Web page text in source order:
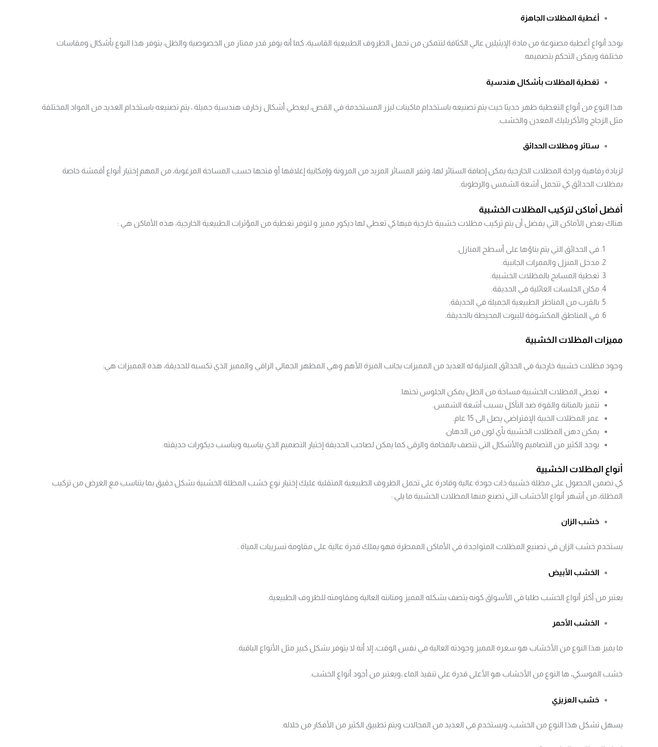
أغطية المظلات الجاهزة
يوجد أنواع أغطية مصنوعة من مادة الإيثيلين عالي الكثافة لتتمكن من تحمل الظروف الطبيعية القاسية، كما أنه يوفر قدر ممتاز من الخصوصية والظل، يتوفر هذا النوع بأشكال ومقاسات
مختلفة ويمكن التحكم بتصميمه.
تغطية المظلات بأشكال هندسية
هذا النوع من أنواع التغطية ظهر حديثا حيث يتم تصنيعه باستخدام ماكينات ليزر المستخدمة في القص، ليعطي أشكال زخارف هندسية جميلة ، يتم تصنيعه باستخدام العديد من المواد المختلفة
مثل الزجاج والأكريليك المعدن والخشب.
ستائر ومظلات الحدائق
لزيادة رفاهية وراحة المظلات الخارجية يمكن إضافة الستائر لها، وتفر المسائر المزيد من المرونة وإمكانية إغلاقها أو فتحها حسب المساحة المرغوبة، من المهم إختيار أنواع أقمشة خاصة
بمظلات الحدائق كي تتحمل أشعة الشمس والرطوبة.
أفضل أماكن لتركيب المظلات الخشبية
هناك بعض الأماكن التي يفضل أن يتم تركيب مظلات خشبية خارجية فيها كي تعطي لها ديكور مميز و لتوفر تغطية من المؤثرات الطبيعية الخارجية، هذه الأماكن هي :
في الحدائق التي يتم بناؤها على أسطح المنازل.
مدخل المنزل والممرات الجانبية.
تغطية المسابح بالمظلات الخشبية.
مكان الجلسات العائلية في الحديقة.
بالقرب من المناظر الطبيعية الجميلة في الحديقة.
في المناطق المكشوفة للبيوت المحيطة بالحديقة.
مميزات المظلات الخشبية
وجود مظلات خشبية خارجية في الحدائق المنزلية له العديد من المميزات بجانب الميزة الأهم وهي المظهر الجمالي الراقي والمميز الذي تكسبه للحديقة، هذه المميزات هي:
تعطي المظلات الخشبية مساحة من الظل يمكن الجلوس تحتها.
تتميز بالمتانة والقوة ضد التآكل بسبب أشعة الشمس.
عمر المظلات الخبية الإفتراضي يصل الى 15 عام.
يمكن دهن المظلات الخشبية بأي لون من الدهان.
يوجد الكثير من التصاميم والأشكال التي تتصف بالفخامة والرقي كما يمكن لصاحب الحديقة إختيار التصميم الذي يناسبه ويناسب ديكورات حديقته.
أنواع المظلات الخشبية
كي تضمن الحصول على مظلة خشبية ذات جودة عالية وقادرة على تحمل الظروف الطبيعية المتقلبة عليك إختيار نوع خشب المظلة الخشبية بشكل دقيق بما يتناسب مع الغرض من تركيب
المظلة، من أشهر أنواع الأخشاب التي تصنع منها المظلات الخشبية ما يلي :
خشب الزان
يستخدم خشب الزان في تصنيع المظلات المتواجدة في الأماكن الممطرة فهو يملك قدرة عالية على مقاومة تسريبات المياة .
الخشب الأبيض
يعتبر من أكثر أنواع الخشب طلبا في الأسواق كونه يتصف بشكله المميز ومتانته العالية ومقاومته للظروف الطبيعية.
الخشب الأحمر
ما يميز هذا النوع من الأخشاب هو سعره المميز وجودته العالية في نفس الوقت، إلا أنه لا يتوفر بشكل كبير مثل الأنواع الباقية.
خشب الموسكي، ها النوع من الأخشاب هو الأعلى قدرة على تنفيذ الماء ،ويعتبر من أجود أنواع الخشب.
خشب العزيزي
يسهل تشكل هذا النوع من الخشب، ويستخدم في العديد من المجالات ويتم تطبيق الكثير من الأفكار من خلاله.